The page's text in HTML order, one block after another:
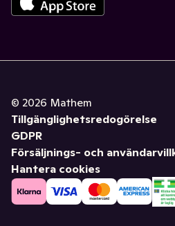
© 2026 Mathem
Tillgänglighetsredogörelse
GDPR
Försäljnings- och
Hantera cookies